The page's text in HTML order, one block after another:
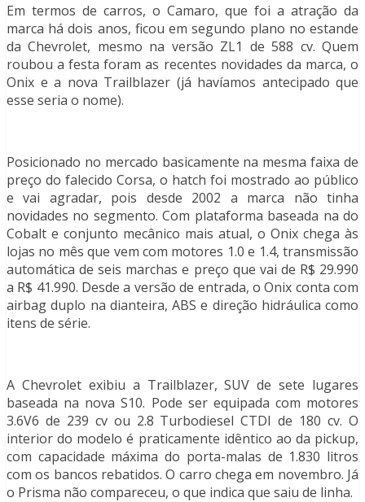
Em termos de carros, o Camaro, que foi a atração da
marca há dois anos, ficou em segundo plano no estande
da Chevrolet, mesmo na versão ZL1 de 588 cv. Quem
roubou a festa foram as recentes novidades da marca, o
Onix e a nova Trailblazer (já havíamos antecipado que
esse seria o nome).
Posicionado no mercado basicamente na mesma faixa de
preço do falecido Corsa, o hatch foi mostrado ao público
e vai agradar, pois desde 2002 a marca não tinha
novidades no segmento. Com plataforma baseada na do
Cobalt e conjunto mecânico mais atual, o Onix chega às
lojas no mês que vem com motores 1.0 e 1.4, transmissão
automática de seis marchas e preço que vai de R$ 29.990
a R$ 41.990. Desde a versão de entrada, o Onix conta com
airbag duplo na dianteira, ABS e direção hidráulica como
itens de série.
A Chevrolet exibiu a Trailblazer, SUV de sete lugares
baseada na nova S10. Pode ser equipada com motores
3.6V6 de 239 cv ou 2.8 Turbodiesel CTDI de 180 cv. O
interior do modelo é praticamente idêntico ao da pickup,
com capacidade máxima do porta-malas de 1.830 litros
com os bancos rebatidos. O carro chega em novembro. Já
o Prisma não compareceu, o que indica que saiu de linha.